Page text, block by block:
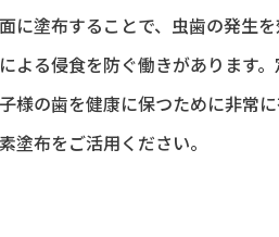
に塗布することで、虫歯の発生
よる侵食を防ぐ働きがあります
様の歯を健康に保つために非常
塗布をご活用ください。